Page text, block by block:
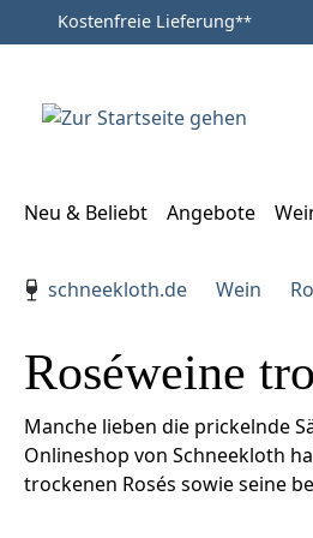
Zum Hauptinhalt springen
Zur Hauptnavigation springen
Kostenfreie Lieferung**
Neu & Beliebt Angebote
schneekloth.de
Wein
Roséweine
Manche lieben die prickelnde
Onlineshop von Schneekloth
trockenen Rosés sowie seine